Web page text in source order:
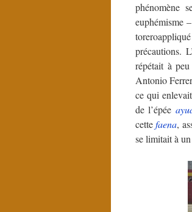
phénomène
euphémisme
précautions.
répétait à
Antonio
ce qui
de l’épée
cettefaena,
se limitait à